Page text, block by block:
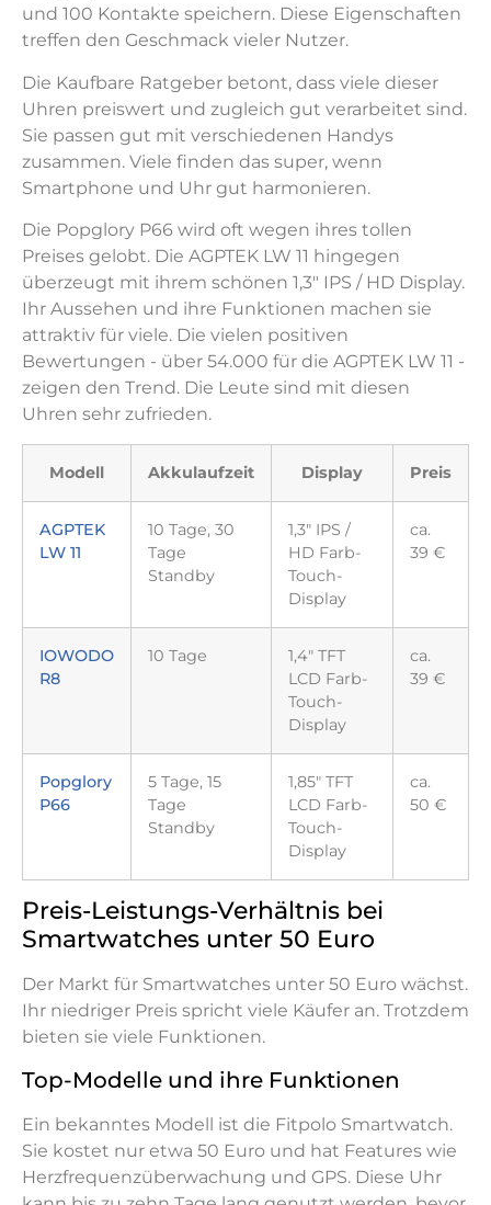
und 100 Kontakte speichern. Diese Eigenschaften
treffen den Geschmack vieler Nutzer.
Die Kaufbare Ratgeber betont, dass viele dieser
Uhren preiswert und zugleich gut verarbeitet sind.
Sie passen gut mit verschiedenen Handys
zusammen. Viele finden das super, wenn
Smartphone und Uhr gut harmonieren.
Die Popglory P66 wird oft wegen ihres tollen
Preises gelobt. Die AGPTEK LW 11 hingegen
überzeugt mit ihrem schönen 1,3" IPS / HD Display.
Ihr Aussehen und ihre Funktionen machen sie
attraktiv für viele. Die vielen positiven
Bewertungen - über 54.000 für die AGPTEK LW 11 -
zeigen den Trend. Die Leute sind mit diesen
Uhren sehr zufrieden.
Modell Akkulaufzeit Display Preis
AGPTEK
LW 11
10 Tage, 30
Tage
Standby
1,3" IPS /
HD Farb-
Touch-
Display
ca.
39 €
IOWODO
R8
10 Tage
1,4" TFT
LCD Farb-
Touch-
Display
ca.
39 €
Popglory
P66
5 Tage, 15
Tage
Standby
1,85" TFT
LCD Farb-
Touch-
Display
ca.
50 €
Preis-Leistungs-Verhältnis bei
Smartwatches unter 50 Euro
Der Markt für Smartwatches unter 50 Euro wächst.
Ihr niedriger Preis spricht viele Käufer an. Trotzdem
bieten sie viele Funktionen.
Top-Modelle und ihre Funktionen
Ein bekanntes Modell ist die Fitpolo Smartwatch.
Sie kostet nur etwa 50 Euro und hat Features wie
Herzfrequenzüberwachung und GPS. Diese Uhr